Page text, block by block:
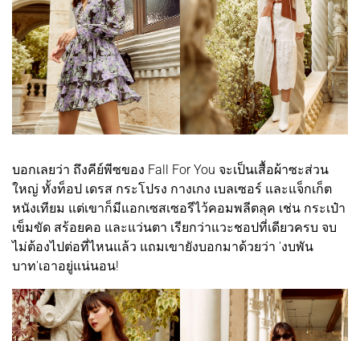
บอกเลยว่า ถึงคีย์พีซของ Fall For You จะเป็นเสื้อผ้าซะส่วน
ใหญ่ ทั้งท็อป เดรส กระโปรง กางเกง เบลเซอร์ และแจ็กเก็ต
หนังเทียม แต่เขาก็มีแอกเซสเซอรีไว้คอมพลีตลุค เช่น กระเป๋า
เข็มขัด สร้อยคอ และแว่นตา เรียกว่าแวะชอปที่เดียวครบ จบ
ไม่ต้องไปต่อที่ไหนแล้ว แถมเขายังบอกมาด้วยว่า 'งบพัน
บาท'เอาอยู่แน่นอน!